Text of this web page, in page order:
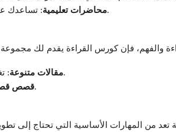
محاضرات تعليمية: تساعدك على تحسين فهمك للأفكار المعقدة والمواضيع الأكاديمية.
مقالات متنوعة: تغطي مواضيع مختلفة مثل التكنولوجيا، الصحة، والثقافة.
قصص: تساعدك على توسيع خيالك وفهم الأدب الإنجليزي.